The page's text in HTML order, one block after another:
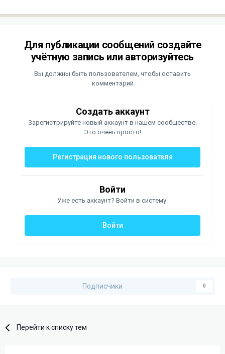
Для публикации сообщений создайте
учётную запись или авторизуйтесь
Вы должны быть пользователем, чтобы оставить
комментарий
Создать аккаунт
Зарегистрируйте новый аккаунт в нашем сообществе.
Это очень просто!
Регистрация нового пользователя
Войти
Уже есть аккаунт? Войти в систему.
Войти
Подписчики 0
Перейти к списку тем